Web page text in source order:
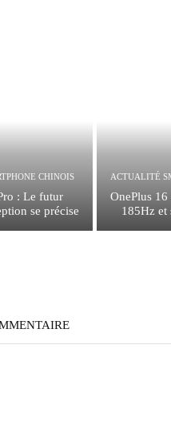
CHINOIS
: Le futur
se précise
ACTUALITÉ
OnePlus
185Hz et